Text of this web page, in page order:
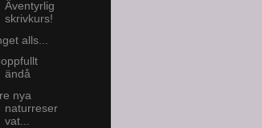
Äventyrlig
skrivkurs!
alls...
ändå
nya
naturreser
vat...